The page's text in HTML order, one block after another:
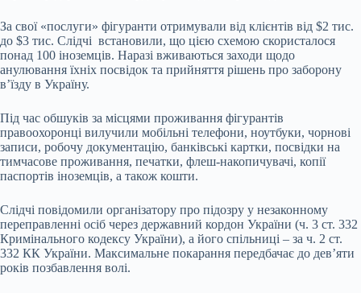
За свої «послуги» фігуранти отримували від клієнтів від $2 тис.
до $3 тис. Слідчі встановили, що цією схемою скористалося
понад 100 іноземців. Наразі вживаються заходи щодо
анулювання їхніх посвідок та прийняття рішень про заборону
в’їзду в Україну.
Під час обшуків за місцями проживання фігурантів
правоохоронці вилучили мобільні телефони, ноутбуки, чорнові
записи, робочу документацію, банківські картки, посвідки на
тимчасове проживання, печатки, флеш-накопичувачі, копії
паспортів іноземців, а також кошти.
Слідчі повідомили організатору про підозру у незаконному
переправленні осіб через державний кордон України (ч. 3 ст. 332
Кримінального кодексу України), а його спільниці – за ч. 2 ст.
332 КК України. Максимальне покарання передбачає до дев’яти
років позбавлення волі.